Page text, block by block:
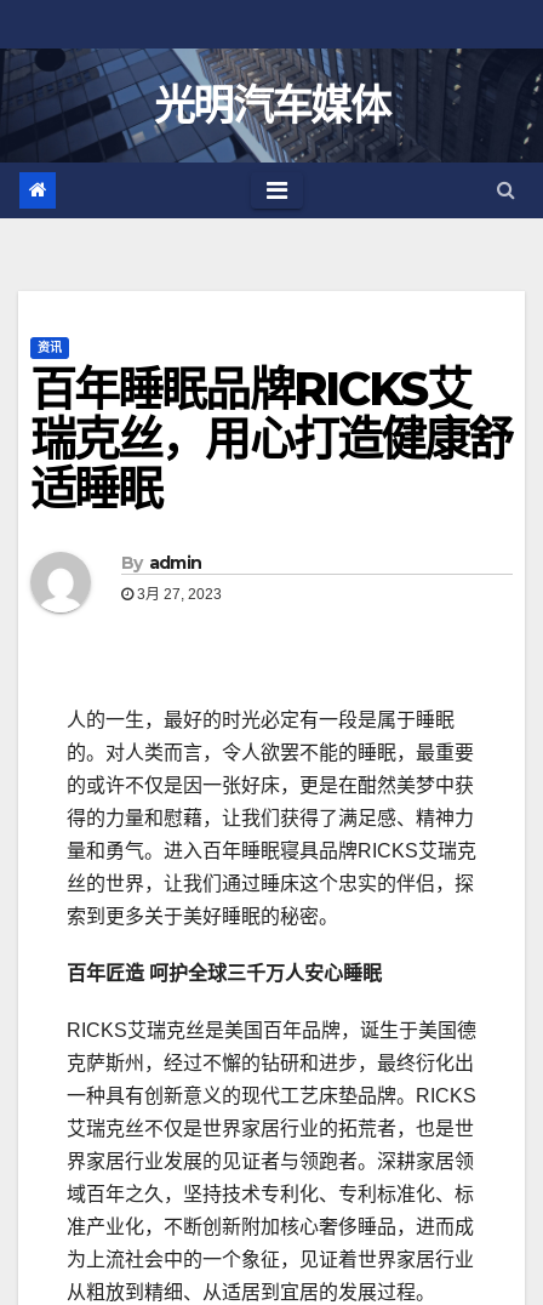
至
光明汽车媒体
资讯
百年睡眠品牌RICKS艾
瑞克丝，用心打造健康舒
适睡眠
By admin
3月 27, 2023
人的一生，最好的时光必定有一段是属于睡眠
的。对人类而言，令人欲罢不能的睡眠，最重要
的或许不仅是因一张好床，更是在酣然美梦中获
得的力量和慰藉，让我们获得了满足感、精神力
量和勇气。进入百年睡眠寝具品牌RICKS艾瑞克
丝的世界，让我们通过睡床这个忠实的伴侣，探
索到更多关于美好睡眠的秘密。
百年匠造 呵护全球三千万人安心睡眠
RICKS艾瑞克丝是美国百年品牌，诞生于美国德
克萨斯州，经过不懈的钻研和进步，最终衍化出
一种具有创新意义的现代工艺床垫品牌。RICKS
艾瑞克丝不仅是世界家居行业的拓荒者，也是世
界家居行业发展的见证者与领跑者。深耕家居领
域百年之久，坚持技术专利化、专利标准化、标
准产业化，不断创新附加核心奢侈睡品，进而成
为上流社会中的一个象征，见证着世界家居行业
从粗放到精细、从适居到宜居的发展过程。